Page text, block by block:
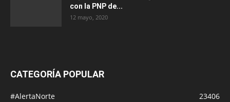
con la PNP de...
12 mayo, 2020
CATEGORÍA POPULAR
#AlertaNorte
23406